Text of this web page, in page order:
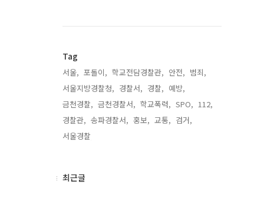
Tag
서울, 포돌이, 학교전담경찰관, 안전, 범죄,
서울지방경찰청, 경찰서, 경찰, 예방,
금천경찰, 금천경찰서, 학교폭력, SPO, 112,
경찰관, 송파경찰서, 홍보, 교통, 검거,
서울경찰,
최
최근글